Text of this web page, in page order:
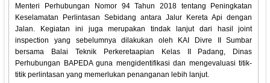
Menteri Perhubungan Nomor 94 Tahun 2018 tentang Peningkatan
Keselamatan Perlintasan Sebidang antara Jalur Kereta Api dengan
Jalan. Kegiatan ini juga merupakan tindak lanjut dari hasil joint
inspection yang sebelumnya dilakukan oleh KAI Divre II Sumbar
bersama Balai Teknik Perkeretaapian Kelas II Padang, Dinas
Perhubungan BAPEDA guna mengidentifikasi dan mengevaluasi titik-
titik perlintasan yang memerlukan penanganan lebih lanjut.